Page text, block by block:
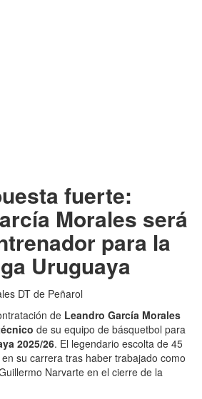
fuerte:
Morales será
para la
Uruguaya
de Leandro García Morales
de su equipo de básquetbol para
2025/26. El legendario escolta de 45
su carrera tras haber trabajado como
Narvarte en el cierre de la